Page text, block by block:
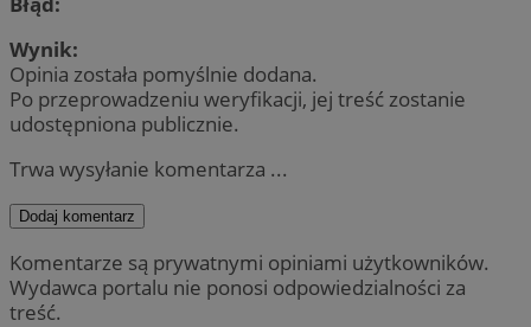
Wynik:
Opinia została pomyślnie dodana.
Po przeprowadzeniu weryfikacji, jej treść zostanie
udostępniona publicznie.
Trwa wysyłanie komentarza ...
Dodaj komentarz
Komentarze są prywatnymi opiniami użytkowników.
Wydawca portalu nie ponosi odpowiedzialności za
treść.